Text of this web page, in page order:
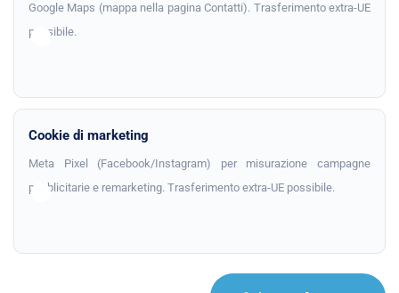
Google Maps (mappa nella pagina Contatti). Trasferimento extra-UE
possibile.
Cookie di marketing
Meta Pixel (Facebook/Instagram) per misurazione campagne
pubblicitarie e remarketing. Trasferimento extra-UE possibile.